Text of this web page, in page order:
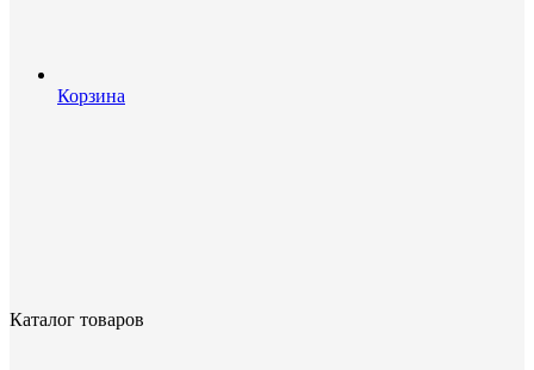
Корзина
Каталог товаров